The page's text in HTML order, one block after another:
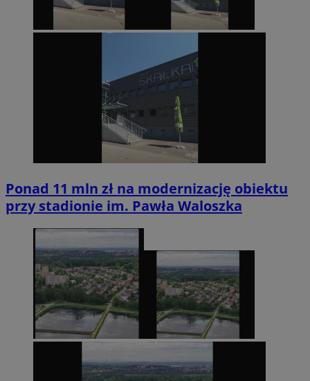
Ponad 11 mln zł na modernizację obiektu
przy stadionie im. Pawła Waloszka